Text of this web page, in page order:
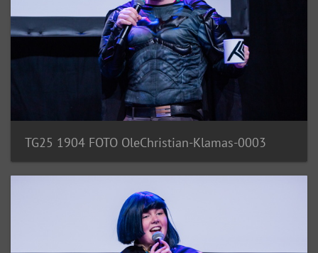
TG25 1904 FOTO OleChristian-Klamas-0003